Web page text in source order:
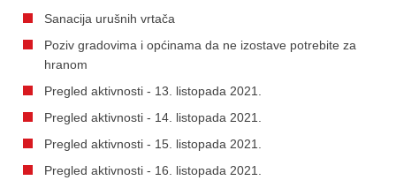
Sanacija urušnih vrtača
Poziv gradovima i općinama da ne izostave potrebite za
hranom
Pregled aktivnosti - 13. listopada 2021.
Pregled aktivnosti - 14. listopada 2021.
Pregled aktivnosti - 15. listopada 2021.
Pregled aktivnosti - 16. listopada 2021.